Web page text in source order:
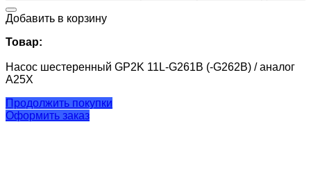
Добавить в корзину
Товар:
Насос шестеренный GP2K 11L-G261B (-G262B) / аналог
A25X
Продолжить покупки
Оформить заказ